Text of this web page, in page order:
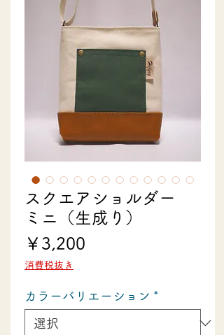
スクエアショルダー
ミニ（生成り）
￥3,200
消費税抜き
カラーバリエーション *